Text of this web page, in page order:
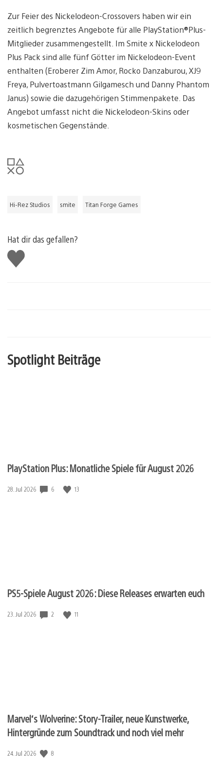
Zur Feier des Nickelodeon-Crossovers haben wir ein
zeitlich begrenztes Angebote für alle PlayStation®Plus-
Mitglieder zusammengestellt. Im Smite x Nickelodeon
Plus Pack sind alle fünf Götter im Nickelodeon-Event
enthalten (Eroberer Zim Amor, Rocko Danzaburou, XJ9
Freya, Pulvertoastmann Gilgamesch und Danny Phantom
Janus) sowie die dazugehörigen Stimmenpakete. Das
Angebot umfasst nicht die Nickelodeon-Skins oder
kosmetischen Gegenstände.
Hi-Rez Studios smite Titan Forge Games
Hat dir das gefallen?
Gefällt
mir
Spotlight Beiträge
PlayStation Plus: Monatliche Spiele für August 2026
Veröffentlichungsdatum:
28. Jul 2026 6 13
PS5-Spiele August 2026: Diese Releases erwarten euch
Veröffentlichungsdatum:
23. Jul 2026 2 11
Marvel‘s Wolverine: Story-Trailer, neue Kunstwerke,
Hintergründe zum Soundtrack und noch viel mehr
Veröffentlichungsdatum:
24. Jul 2026 8